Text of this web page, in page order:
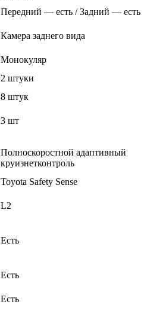
Передний — есть / Задний — есть
Камера заднего вида
Монокуляр
2 штуки
8 штук
3 шт
Полноскоростной адаптивный
круизнетконтроль
Toyota Safety Sense
L2
Есть
Есть
Есть